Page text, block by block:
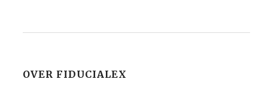
OVER FIDUCIALEX